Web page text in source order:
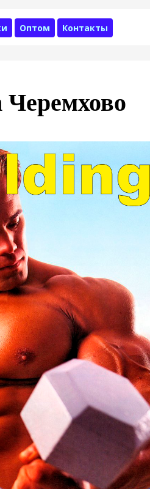
Оптом Контакты
Черемхово